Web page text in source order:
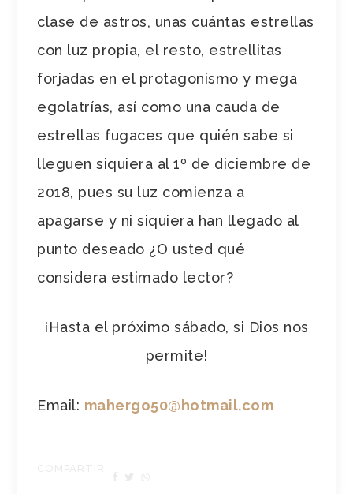
clase de astros, unas cuántas estrellas
con luz propia, el resto, estrellitas
forjadas en el protagonismo y mega
egolatrías, así como una cauda de
estrellas fugaces que quién sabe si
lleguen siquiera al 1º de diciembre de
2018, pues su luz comienza a
apagarse y ni siquiera han llegado al
punto deseado ¿O usted qué
considera estimado lector?
¡Hasta el próximo sábado, si Dios nos
permite!
Email: mahergo50@hotmail.com